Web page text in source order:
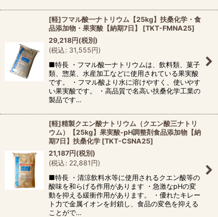
[軽]フマル酸一ナトリウム【25kg】扶桑化学・食
品添加物・果実酸【納期7日】
[TKT-FMNA25]
29,218円(税別)
(税込: 31,555円)
■特長 ・フマル酸一ナトリウムは、飲料類、菓子
類、惣菜、水産加工などに使用されている果実酸
です。 ・フマル酸より水に溶けやすく、使いやす
い果実酸です。 ・高品質で名高い扶桑化学工業の
製品です…
[軽]精製クエン酸ナトリウム（クエン酸三ナトリ
ウム）【25kg】果実酸-pH調整剤食品添加物【納
期7日】扶桑化学 [TKT-CSNA25]
21,187円(税別)
(税込: 22,881円)
■特長 ・清涼飲料水等に使用されるクエン酸等の
酸味を和らげる作用があります ・急激なpHの変
動を抑える緩衝作用があります。 ・優れたキレー
ト力で金属イオンを封鎖し、食品の変色を抑える
ことがで…